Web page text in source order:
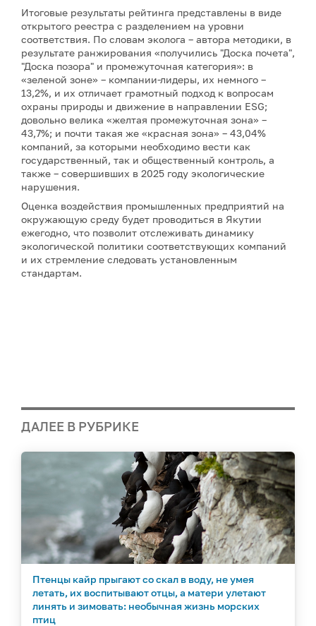
Итоговые результаты рейтинга представлены в виде
открытого реестра с разделением на уровни
соответствия. По словам эколога – автора методики, в
результате ранжирования «получились "Доска почета",
"Доска позора" и промежуточная категория»: в
«зеленой зоне» – компании-лидеры, их немного –
13,2%, и их отличает грамотный подход к вопросам
охраны природы и движение в направлении ESG;
довольно велика «желтая промежуточная зона» –
43,7%; и почти такая же «красная зона» – 43,04%
компаний, за которыми необходимо вести как
государственный, так и общественный контроль, а
также – совершивших в 2025 году экологические
нарушения.
Оценка воздействия промышленных предприятий на
окружающую среду будет проводиться в Якутии
ежегодно, что позволит отслеживать динамику
экологической политики соответствующих компаний
и их стремление следовать установленным
стандартам.
ДАЛЕЕ В РУБРИКЕ
Птенцы кайр прыгают со скал в воду, не умея
летать, их воспитывают отцы, а матери улетают
линять и зимовать: необычная жизнь морских
птиц